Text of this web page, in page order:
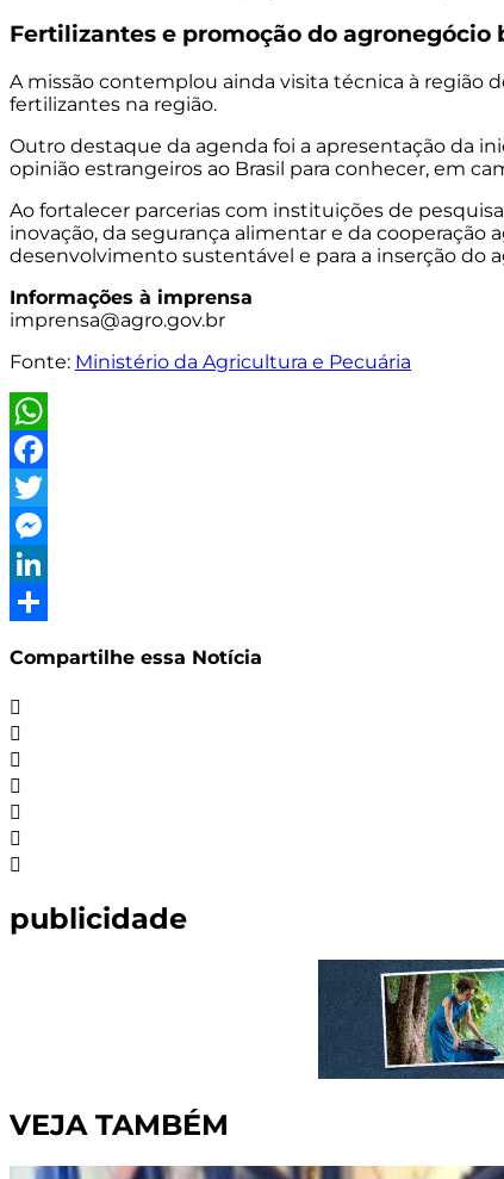
Fertilizantes e promoção do agronegócio
A missão contemplou ainda visita técnica à região
fertilizantes na região.
Outro destaque da agenda foi a apresentação da
opinião estrangeiros ao Brasil para conhecer, em
Ao fortalecer parcerias com instituições de
inovação, da segurança alimentar e da
desenvolvimento sustentável e para a inserção do
Informações à imprensa
imprensa@agro.gov.br
Fonte: Ministério da Agricultura e Pecuária
WhatsApp
Facebook
Twitter
Messenger
LinkedIn
Compartilhe essa Notícia
publicidade
VEJA TAMBÉM